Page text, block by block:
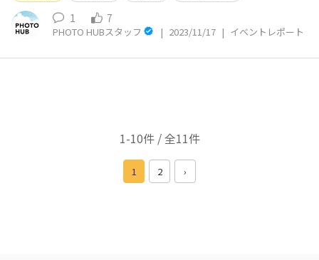
1 7
PHOTO HUBスタッフ | 2023/11/17 | イベントレポート
1-10件 / 全11件
1 2 ›